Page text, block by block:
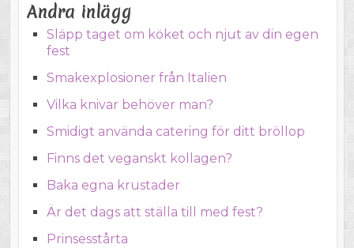
Andra inlägg
Släpp taget om köket och njut av din egen
fest
Smakexplosioner från Italien
Vilka knivar behöver man?
Smidigt använda catering för ditt bröllop
Finns det veganskt kollagen?
Baka egna krustader
Är det dags att ställa till med fest?
Prinsesstårta